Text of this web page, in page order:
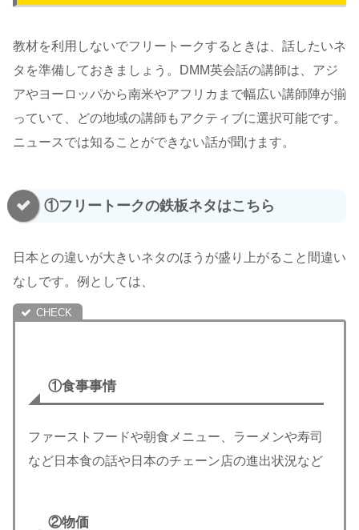
教材を利用しないでフリートークするときは、話したいネ
タを準備しておきましょう。DMM英会話の講師は、アジ
アやヨーロッパから南米やアフリカまで幅広い講師陣が揃
っていて、どの地域の講師もアクティブに選択可能です。
ニュースでは知ることができない話が聞けます。
①フリートークの鉄板ネタはこちら
日本との違いが大きいネタのほうが盛り上がること間違い
なしです。例としては、
①食事事情
ファーストフードや朝食メニュー、ラーメンや寿司
など日本食の話や日本のチェーン店の進出状況など
②物価